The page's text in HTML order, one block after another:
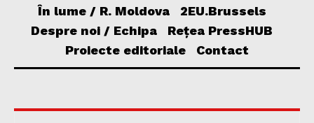
În lume / R. Moldova
2EU.Brussels
Despre noi / Echipa
Rețea PressHUB
Proiecte editoriale
Contact